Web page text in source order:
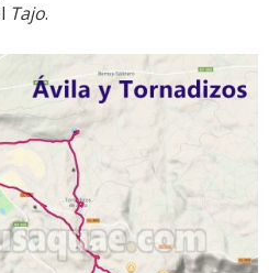
Tajo.